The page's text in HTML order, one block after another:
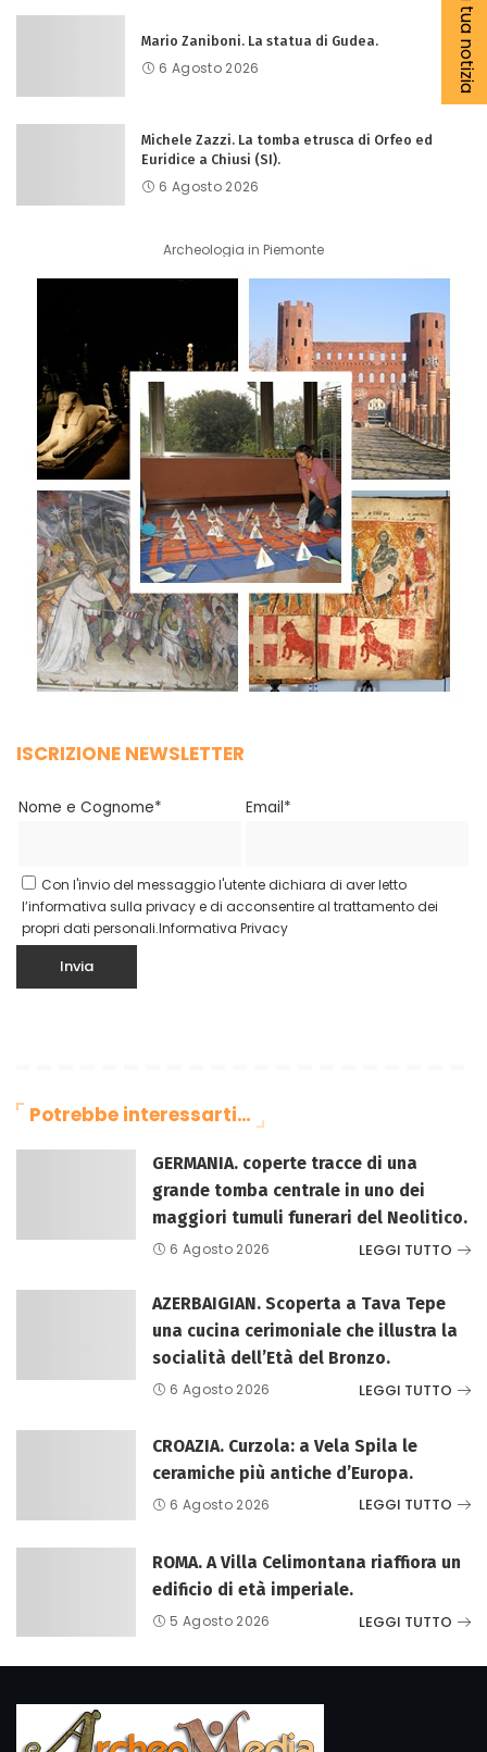
Mario Zaniboni. La statua di Gudea.
6 Agosto 2026
Michele Zazzi. La tomba etrusca di Orfeo ed
Euridice a Chiusi (SI).
6 Agosto 2026
Archeologia in Piemonte
ISCRIZIONE NEWSLETTER
Nome e Cognome* Email*
Con l'invio del messaggio l'utente dichiara di aver letto
l’informativa sulla privacy e di acconsentire al trattamento dei
propri dati personali.Informativa Privacy
Potrebbe interessarti…
GERMANIA. coperte tracce di una
grande tomba centrale in uno dei
maggiori tumuli funerari del Neolitico.
6 Agosto 2026 LEGGI TUTTO
AZERBAIGIAN. Scoperta a Tava Tepe
una cucina cerimoniale che illustra la
socialità dell’Età del Bronzo.
6 Agosto 2026 LEGGI TUTTO
CROAZIA. Curzola: a Vela Spila le
ceramiche più antiche d’Europa.
6 Agosto 2026 LEGGI TUTTO
ROMA. A Villa Celimontana riaffiora un
edificio di età imperiale.
5 Agosto 2026 LEGGI TUTTO